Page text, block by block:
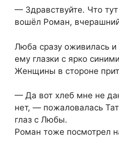
— Здравствуйте. Что
вошёл Роман,
Люба сразу оживилась и
ему глазки с ярко
Женщины в стороне
— Да вот хлеб мне не
нет, — пожаловалась
глаз с Любы.
Роман тоже посмотрел